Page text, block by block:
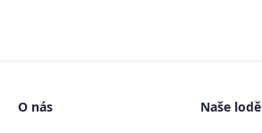
O nás Naše lodě